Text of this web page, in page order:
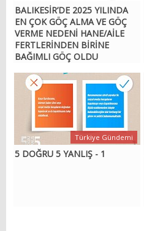
BALIKESİR’DE 2025 YILINDA
EN ÇOK GÖÇ ALMA VE GÖÇ
VERME NEDENİ HANE/AİLE
FERTLERİNDEN BİRİNE
BAĞIMLI GÖÇ OLDU
5 DOĞRU 5 YANLIŞ - 1
Türkiye Gündemi